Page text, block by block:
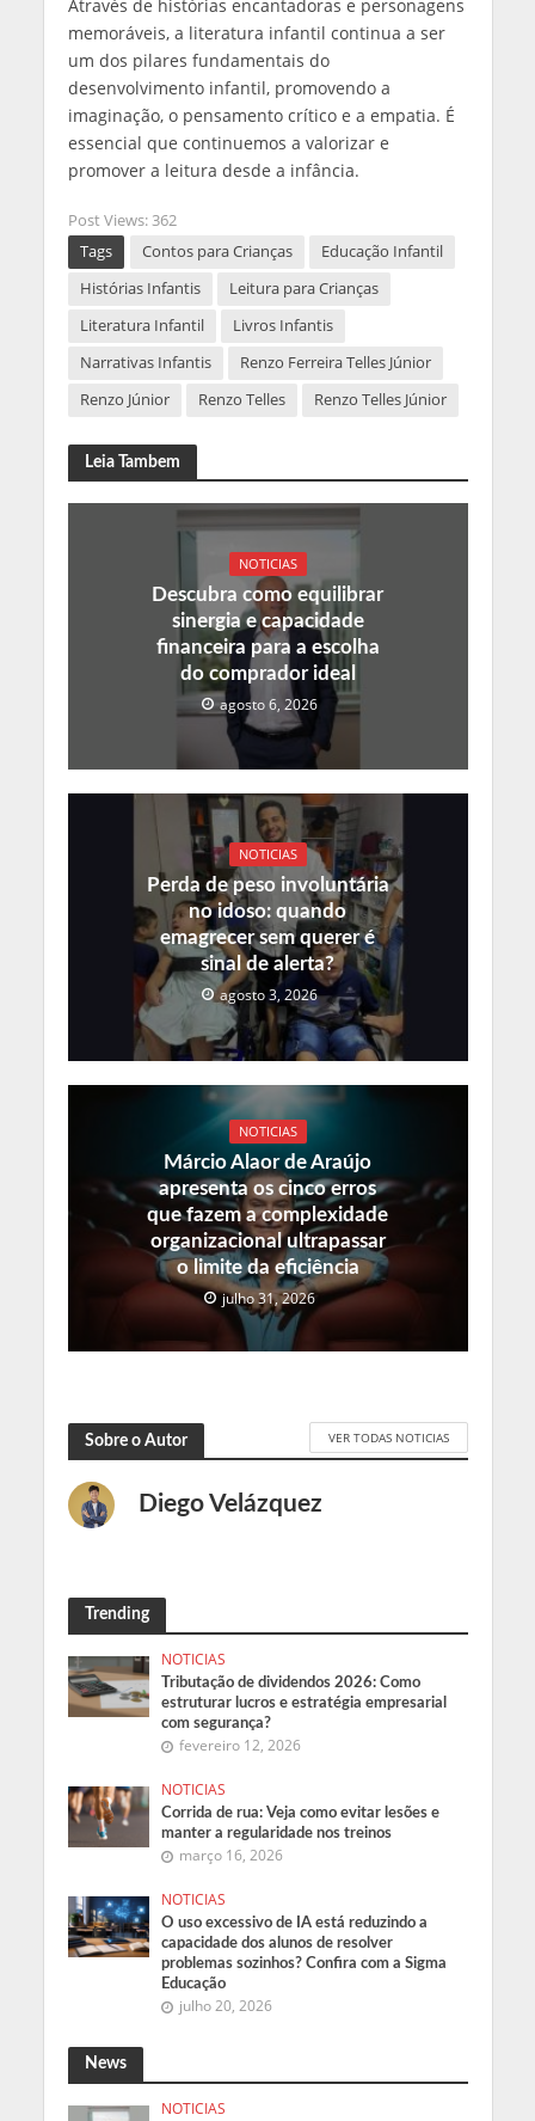
Através de histórias encantadoras e personagens
memoráveis, a literatura infantil continua a ser
um dos pilares fundamentais do
desenvolvimento infantil, promovendo a
imaginação, o pensamento crítico e a empatia. É
essencial que continuemos a valorizar e
promover a leitura desde a infância.
Post Views: 362
Tags
Contos para Crianças
Educação Infantil
Histórias Infantis
Leitura para Crianças
Literatura Infantil
Livros Infantis
Narrativas Infantis
Renzo Ferreira Telles Júnior
Renzo Júnior
Renzo Telles Renzo Telles Júnior
Leia Tambem
NOTICIAS
Descubra como equilibrar
sinergia e capacidade
financeira para a escolha
do comprador ideal
agosto 6, 2026
NOTICIAS
Perda de peso involuntária
no idoso: quando
emagrecer sem querer é
sinal de alerta?
agosto 3, 2026
NOTICIAS
Márcio Alaor de Araújo
apresenta os cinco erros
que fazem a complexidade
organizacional ultrapassar
o limite da eficiência
julho 31, 2026
Sobre o Autor VER TODAS NOTICIAS
Diego Velázquez
Trending
NOTICIAS
Tributação de dividendos 2026: Como
estruturar lucros e estratégia empresarial
com segurança?
fevereiro 12, 2026
NOTICIAS
Corrida de rua: Veja como evitar lesões e
manter a regularidade nos treinos
março 16, 2026
NOTICIAS
O uso excessivo de IA está reduzindo a
capacidade dos alunos de resolver
problemas sozinhos? Confira com a Sigma
Educação
julho 20, 2026
News
NOTICIAS